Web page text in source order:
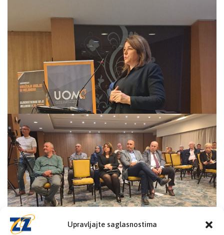
Upravljajte saglasnostima